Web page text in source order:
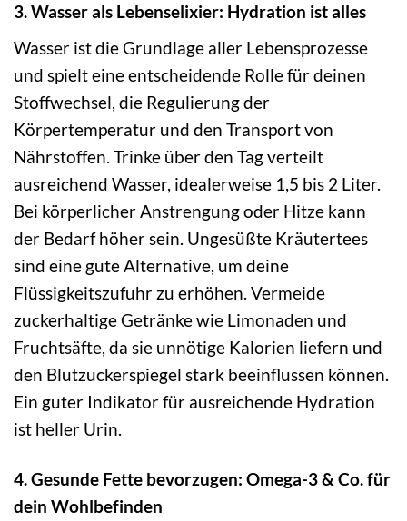
3. Wasser als Lebenselixier: Hydration ist alles
Wasser ist die Grundlage aller Lebensprozesse
und spielt eine entscheidende Rolle für deinen
Stoffwechsel, die Regulierung der
Körpertemperatur und den Transport von
Nährstoffen. Trinke über den Tag verteilt
ausreichend Wasser, idealerweise 1,5 bis 2 Liter.
Bei körperlicher Anstrengung oder Hitze kann
der Bedarf höher sein. Ungesüßte Kräutertees
sind eine gute Alternative, um deine
Flüssigkeitszufuhr zu erhöhen. Vermeide
zuckerhaltige Getränke wie Limonaden und
Fruchtsäfte, da sie unnötige Kalorien liefern und
den Blutzuckerspiegel stark beeinflussen können.
Ein guter Indikator für ausreichende Hydration
ist heller Urin.
4. Gesunde Fette bevorzugen: Omega-3 & Co. für
dein Wohlbefinden